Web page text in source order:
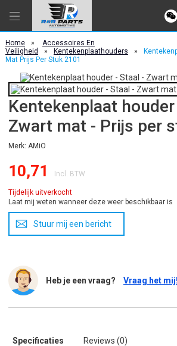
Home »
Accessoires En
Veiligheid
» Kentekenplaathouders »
Mat Prijs Per Stuk 2101
Kentekenplaat
Zwart mat - Prijs per
Merk: AMiO
10,71 Incl. BTW
Tijdelijk uitverkocht
Laat mij weten wanneer deze weer beschikbaar is
Stuur mij een bericht
Heb je een vraag? Vraag het mij!
Specificaties Reviews (0)